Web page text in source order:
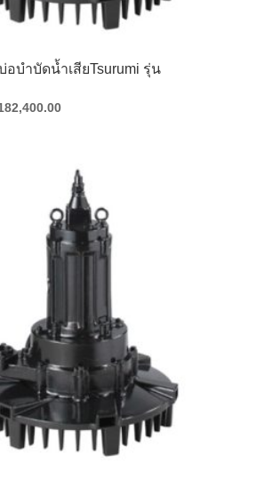
บำบัดน้ำเสียTsurumi รุ่น
Current
฿182,400.00.